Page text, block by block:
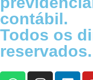
contábil.
Todos os
reservados.